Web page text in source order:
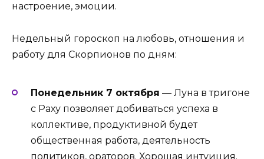
настроение, эмоции.
Недельный гороскоп на любовь, отношения и
работу для Скорпионов по дням:
Понедельник 7 октября — Луна в тригоне
с Раху позволяет добиваться успеха в
коллективе, продуктивной будет
общественная работа, деятельность
политиков, ораторов. Хорошая интуиция.